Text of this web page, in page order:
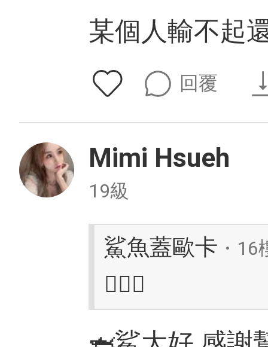
某個人輸不起
回覆
Mimi Hsueh
19級
鯊魚蓋歐卡 ・
⛹🏿‍♂️